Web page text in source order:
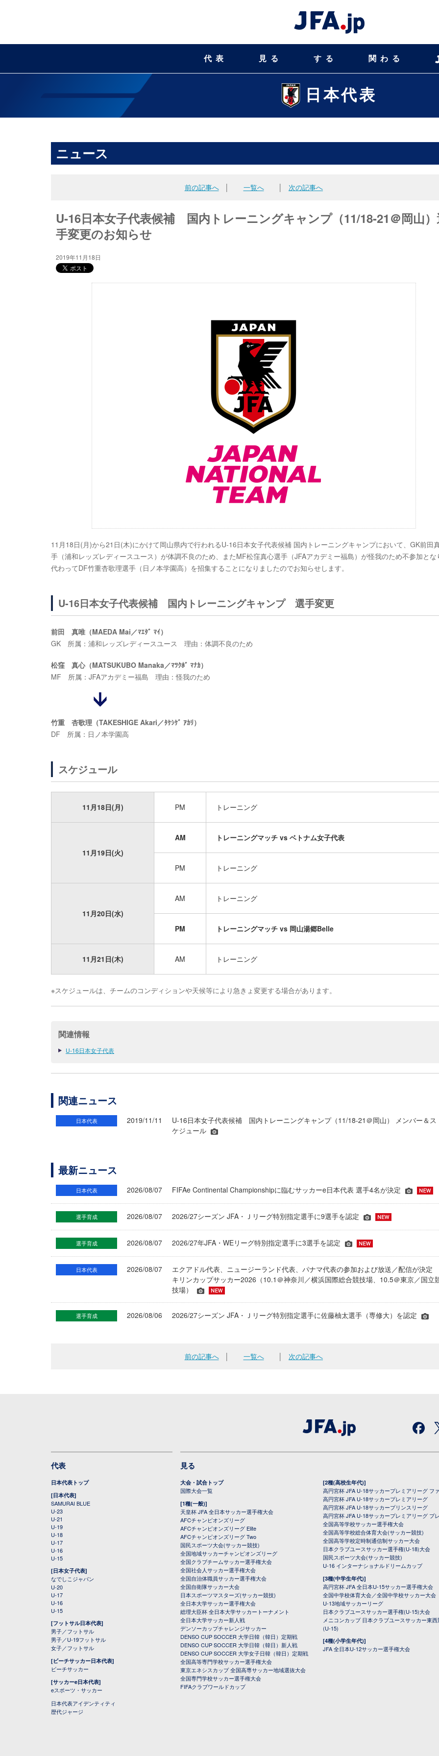
代表 見る する 関わる
日本代表
ニュース
前の記事へ│ 一覧へ 次の記事へ
U-16日本女子代表候補 国内トレーニングキャンプ（11/18-21＠岡山
手変更のお知らせ
2019年11月18日
11月18日(月)から21日(木)にかけて岡山県内で行われるU-16日本女子代表候補 国内トレーニングキャンプにおいて、GK前田
手（浦和レッズレディースユース）が体調不良のため、またMF松窪真心選手（JFAアカデミー福島）が怪我のため不参加とな
代わってDF竹重杏歌理選手（日ノ本学園高）を招集することになりましたのでお知らせします。
U-16日本女子代表候補 国内トレーニングキャンプ 選手変更
前田 真唯（MAEDA Mai／ﾏｴﾀﾞ ﾏｲ）
GK 所属：浦和レッズレディースユース 理由：体調不良のため
松窪 真心（MATSUKUBO Manaka／ﾏﾂｸﾎﾞ ﾏﾅｶ）
MF 所属：JFAアカデミー福島 理由：怪我のため
竹重 杏歌理（TAKESHIGE Akari／ﾀｹｼｹﾞ ｱｶﾘ）
DF 所属：日ノ本学園高
スケジュール
11月18日(月) PM トレーニング
11月19日(火)
AM トレーニングマッチ vs ベトナム女子代表
PM トレーニング
11月20日(水)
AM トレーニング
PM トレーニングマッチ vs 岡山湯郷Belle
11月21日(木) AM トレーニング
※スケジュールは、チームのコンディションや天候等により急きょ変更する場合があります。
関連情報
U-16日本女子代表
関連ニュース
日本代表 2019/11/11
U-16日本女子代表候補 国内トレーニングキャンプ（11/18-21＠岡山） メンバー＆ス
ケジュール
最新ニュース
日本代表 2026/08/07 FIFAe Continental Championshipに臨むサッカーe日本代表 選手4名が決定
選手育成 2026/08/07 2026/27シーズン JFA・Ｊリーグ特別指定選手に9選手を認定
選手育成 2026/08/07 2026/27年JFA・WEリーグ特別指定選手に3選手を認定
日本代表 2026/08/07
エクアドル代表、ニュージーランド代表、パナマ代表の参加および放送／配信が決定
キリンカップサッカー2026（10.1＠神奈川／横浜国際総合競技場、10.5＠東京／国立
技場）
選手育成 2026/08/06 2026/27シーズン JFA・Ｊリーグ特別指定選手に佐藤柚太選手（専修大）を認定
前の記事へ│ 一覧へ 次の記事へ
代表
日本代表トップ
[日本代表]
SAMURAI BLUE
U-23
U-21
U-19
U-18
U-17
U-16
U-15
[日本女子代表]
なでしこジャパン
U-20
U-17
U-16
U-15
[フットサル日本代表]
男子／フットサル
男子／U-19フットサル
女子／フットサル
[ビーチサッカー日本代表]
ビーチサッカー
[サッカーe日本代表]
eスポーツ・サッカー
日本代表アイデンティティ
歴代ジャージ
見る
大会・試合トップ
国際大会一覧
[1種(一般)]
天皇杯 JFA 全日本サッカー選手権大会
AFCチャンピオンズリーグ
AFCチャンピオンズリーグ Elite
AFCチャンピオンズリーグ Two
国民スポーツ大会(サッカー競技)
全国地域サッカーチャンピオンズリーグ
全国クラブチームサッカー選手権大会
全国社会人サッカー選手権大会
全国自治体職員サッカー選手権大会
全国自衛隊サッカー大会
日本スポーツマスターズ(サッカー競技)
全日本大学サッカー選手権大会
総理大臣杯 全日本大学サッカートーナメント
全日本大学サッカー新人戦
デンソーカップチャレンジサッカー
DENSO CUP SOCCER 大学日韓（韓日）定期戦
DENSO CUP SOCCER 大学日韓（韓日）新人戦
DENSO CUP SOCCER 大学女子日韓（韓日）定期戦
全国高等専門学校サッカー選手権大会
東京エネシスカップ 全国高専サッカー地域選抜大会
全国専門学校サッカー選手権大会
FIFAクラブワールドカップ
[2種(高校生年代)]
高円宮杯 JFA U-18サッカープレミアリーグ フ
高円宮杯 JFA U-18サッカープレミアリーグ
高円宮杯 JFA U-18サッカープリンスリーグ
高円宮杯 JFA U-18サッカープレミアリーグ プ
全国高等学校サッカー選手権大会
全国高等学校総合体育大会(サッカー競技)
全国高等学校定時制通信制サッカー大会
日本クラブユースサッカー選手権(U-18)大会
国民スポーツ大会(サッカー競技)
U-16 インターナショナルドリームカップ
[3種(中学生年代)]
高円宮杯 JFA 全日本U-15サッカー選手権大会
全国中学校体育大会／全国中学校サッカー大会
U-13地域サッカーリーグ
日本クラブユースサッカー選手権(U-15)大会
メニコンカップ 日本クラブユースサッカー東
(U-15)
[4種(小学生年代)]
JFA 全日本U-12サッカー選手権大会